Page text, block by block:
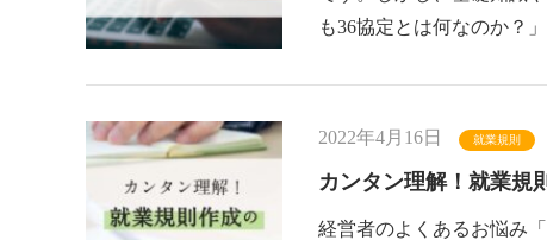
も36協定とは何なのか？
2022年4月16日 就業規則
カンタン理解！就業規
経営者のよくあるお悩み